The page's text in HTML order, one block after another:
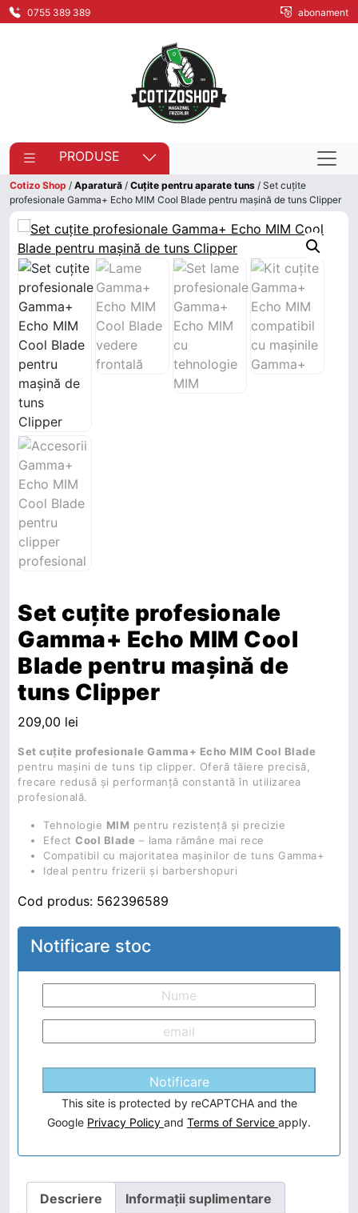
0755 389 389 abonament
PRODUSE
Cotizo Shop / Aparatură / Cuțite pentru aparate tuns / Set cuțite
profesionale Gamma+ Echo MIM Cool Blade pentru mașină de tuns Clipper
Set cuțite profesionale
Gamma+ Echo MIM Cool
Blade pentru mașină de
tuns Clipper
209,00 lei
Set cuțite profesionale Gamma+ Echo MIM Cool Blade
pentru mașini de tuns tip clipper. Oferă tăiere precisă,
frecare redusă și performanță constantă în utilizarea
profesională.
Tehnologie MIM pentru rezistență și precizie
Efect Cool Blade – lama rămâne mai rece
Compatibil cu majoritatea mașinilor de tuns Gamma+
Ideal pentru frizerii și barbershopuri
Cod produs: 562396589
Notificare stoc
Notificare
This site is protected by reCAPTCHA and the
Google Privacy Policy and Terms of Service apply.
Descriere Informații suplimentare